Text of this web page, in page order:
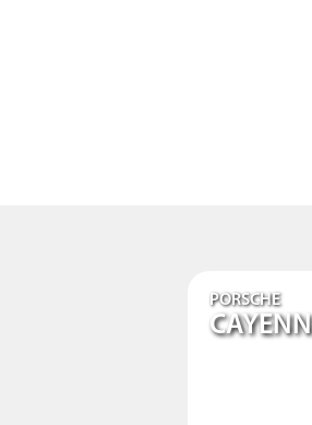
PORSCHE